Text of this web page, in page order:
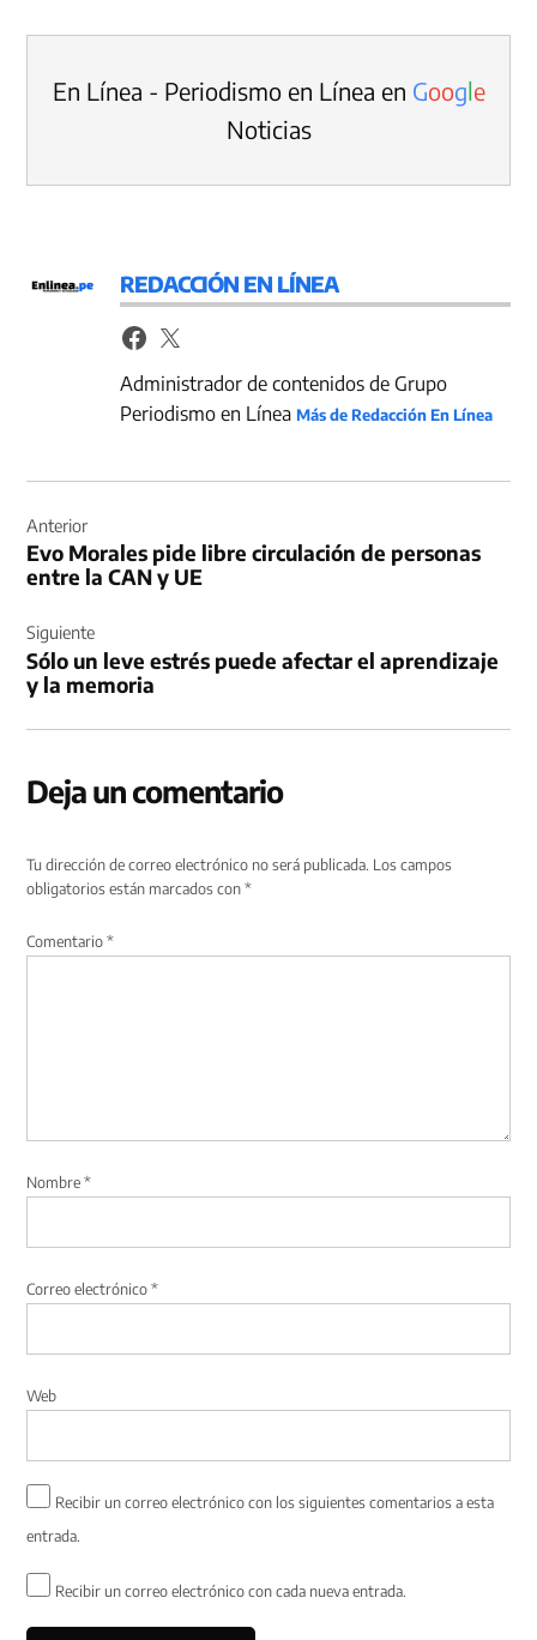
En Línea - Periodismo en Línea en Google
Noticias
REDACCIÓN EN LÍNEA
Administrador de contenidos de Grupo
Periodismo en LíneaMás de Redacción En Línea
de
entradas
Anterior
Evo Morales pide libre circulación de personas
entre la CAN y UE
Siguiente
Sólo un leve estrés puede afectar el aprendizaje
y la memoria
Deja un comentario
Tu dirección de correo electrónico no será publicada. Los campos
obligatorios están marcados con*
Comentario*
Nombre*
Correo electrónico*
Web
Recibir un correo electrónico con los siguientes comentarios a esta
entrada.
Recibir un correo electrónico con cada nueva entrada.